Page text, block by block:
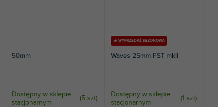
50mm
Dostępny w sklepie
stacjonarnym
(5 szt)
🔥 WYPRZEDAŻ SEZONOWA
Waves 25mm FST mkII
Dostępny w sklepie
stacjonarnym
(1 szt)